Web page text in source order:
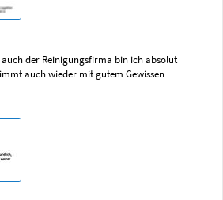
der Reinigungsfirma bin ich absolut
auch wieder mit gutem Gewissen